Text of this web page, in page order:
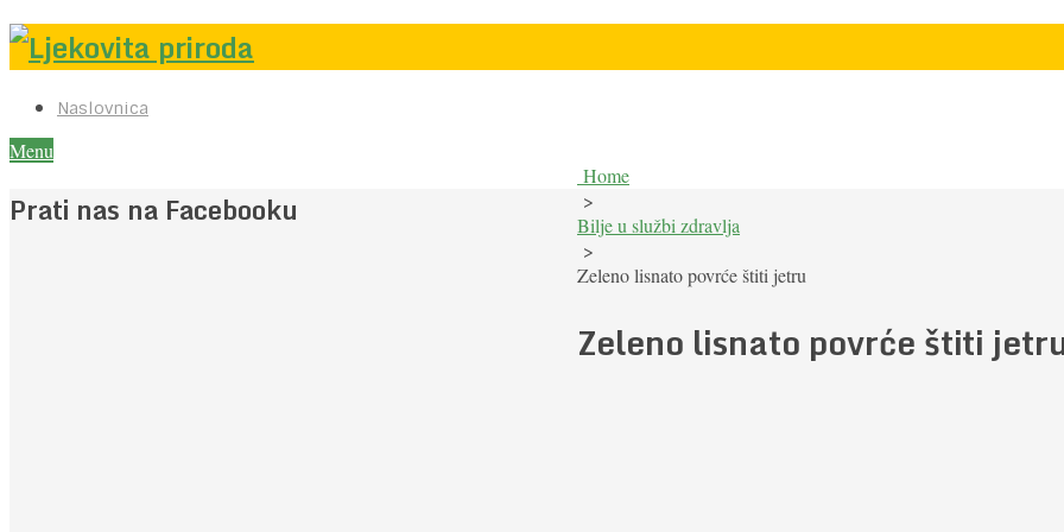
Naslovnica
Menu
Home
>
Bilje u službi zdravlja
>
Zeleno lisnato povrće štiti jetru
Zeleno lisnato povrće štiti
Prati nas na Facebooku